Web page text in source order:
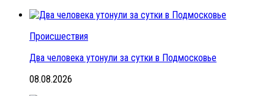
Происшествия
Два человека утонули за сутки в Подмосковье
08.08.2026